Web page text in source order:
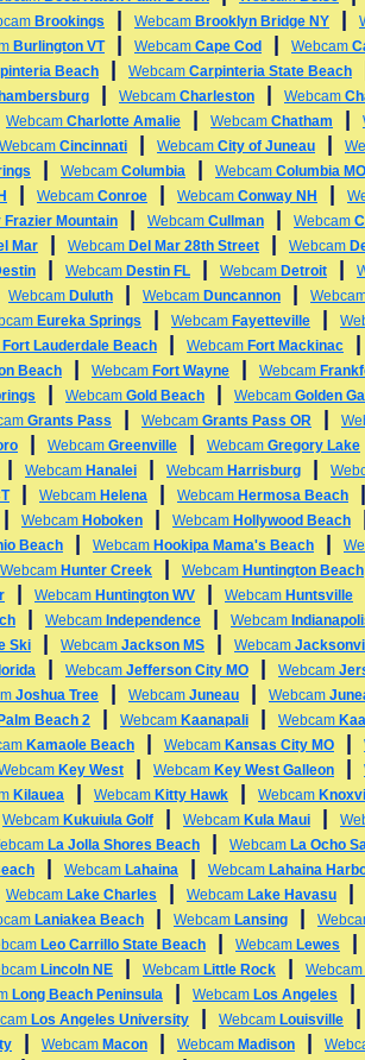
Brookings Webcam Brooklyn Bridge NY
Burlington VT Webcam Cape Cod Webcam
Beach Webcam Carpinteria State Beach
Webcam Charleston Webcam
Webcam Charlotte Amalie Webcam Chatham
Webcam Cincinnati Webcam City of Juneau
Webcam Columbia Webcam Columbia MO
Webcam Conroe Webcam Conway NH
Frazier Mountain Webcam Cullman Webcam
Mar Webcam Del Mar 28th Street Webcam
Webcam Destin FL Webcam Detroit
Webcam Duluth Webcam Duncannon
Eureka Springs Webcam Fayetteville
Fort Lauderdale Beach Webcam Fort Mackinac
Beach Webcam Fort Wayne Webcam
Webcam Gold Beach Webcam Golden
Grants Pass Webcam Grants Pass OR
Webcam Greenville Webcam Gregory Lake
Webcam Hanalei Webcam Harrisburg
Webcam Helena Webcam Hermosa Beach
Webcam Hoboken Webcam Hollywood Beach
Beach Webcam Hookipa Mama's Beach
Webcam Hunter Creek Webcam Huntington Beach
Webcam Huntington WV Webcam Huntsville
Webcam Independence Webcam
Ski Webcam Jackson MS Webcam
Webcam Jefferson City MO Webcam
Joshua Tree Webcam Juneau Webcam
Beach 2 Webcam Kaanapali Webcam
Kamaole Beach Webcam Kansas City MO
Key West Webcam Key West Galleon
Kilauea Webcam Kitty Hawk Webcam
Webcam Kukuiula Golf Webcam Kula Maui
La Jolla Shores Beach Webcam La Ocho
Webcam Lahaina Webcam Lahaina
Webcam Lake Charles Webcam Lake Havasu
Laniakea Beach Webcam Lansing
Leo Carrillo State Beach Webcam Lewes
Lincoln NE Webcam Little Rock Webcam
Long Beach Peninsula Webcam Los Angeles
Los Angeles University Webcam Louisville
Webcam Macon Webcam Madison